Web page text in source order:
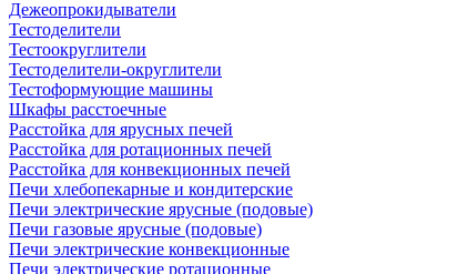
Дежеопрокидыватели
Тестоделители
Тестоокруглители
Тестоделители-округлители
Тестоформующие машины
Шкафы расстоечные
Расстойка для ярусных печей
Расстойка для ротационных печей
Расстойка для конвекционных печей
Печи хлебопекарные и кондитерские
Печи электрические ярусные (подовые)
Печи газовые ярусные (подовые)
Печи электрические конвекционные
Печи электрические ротационные